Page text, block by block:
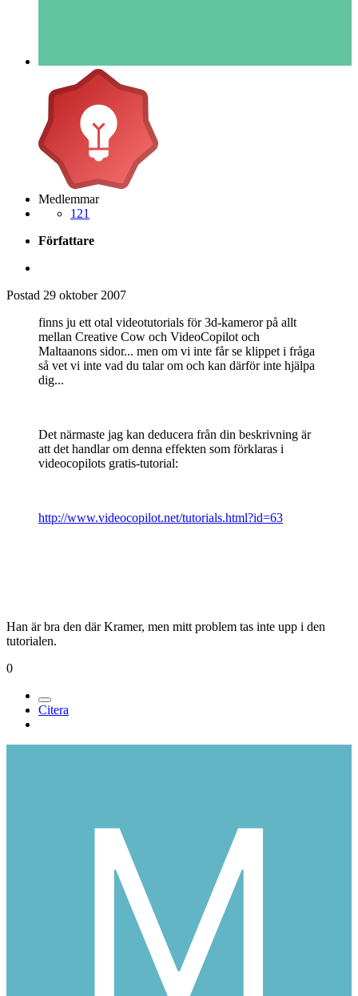
Medlemmar
121
Författare
Postad 29 oktober 2007
finns ju ett otal videotutorials för 3d-kameror på allt
mellan Creative Cow och VideoCopilot och
Maltaanons sidor... men om vi inte får se klippet i fråga
så vet vi inte vad du talar om och kan därför inte hjälpa
dig...
Det närmaste jag kan deducera från din beskrivning är
att det handlar om denna effekten som förklaras i
videocopilots gratis-tutorial:
http://www.videocopilot.net/tutorials.html?id=63
Han är bra den där Kramer, men mitt problem tas inte upp i den
tutorialen.
0
Citera